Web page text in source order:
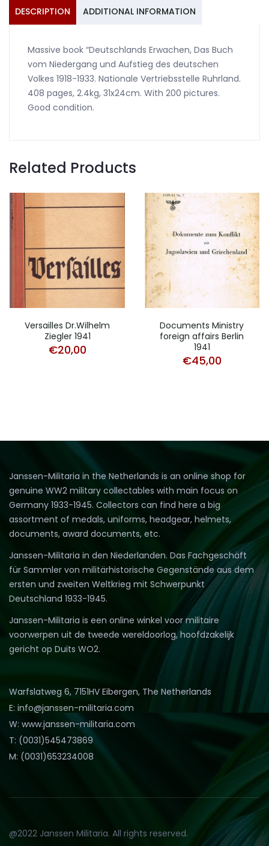
DESCRIPTION ADDITIONAL INFORMATION
Massive book “Deutschlands Erwachen, Das Buch
vom Niedergang und Aufstieg des deutschen
Volkes 1918-1933. Nationale Vertriebsstelle Ruhrland.
408 pages, 2.4kg, 31x24cm. With 200 pictures.
Good condition.
Related Products
Versailles Dr.Wilhelm
Ziegler 1941
€20,00
Documents Ministry
foreign affairs Berlin
1941
€45,00
Janssen-Militaria in the Netherlands is an online shop for
genuine WW2 military collectables with main focus on
Germany 1933-1945. Collectors can find here a big
assortment of medals, uniforms, headgear, helmets,
documents, award documents, etc.
Janssen-Militaria in den Niederlanden. Das Fachgeschäft
für Sammler von militärhistorische Gegenstände aus dem
ersten und zweiten Weltkrieg mit Schwerpunkt
Deutschland 1933-1945.
Janssen-Militaria is een online winkel voor militaire
voorwerpen uit de tweede wereldoorlog, hoofdzakelijk
gericht op Duits WO2.
Warfslatweg 6, 7151HV Eibergen, The Netherlands
E: info@janssen-militaria.com
W: www.janssen-militaria.com
T: (0031)545473869
M: (0031)653234008
@2022 Janssen Militaria. All rights reserved.